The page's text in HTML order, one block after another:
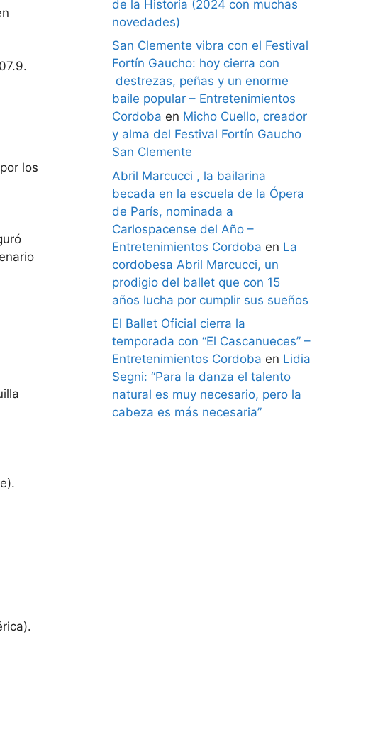
los
de la Historia (2024 con muchas
novedades)
San Clemente vibra con el Festival
Fortín Gaucho: hoy cierra con
destrezas, peñas y un enorme
baile popular – Entretenimientos
Cordoba en Micho Cuello, creador
y alma del Festival Fortín Gaucho
San Clemente
Abril Marcucci , la bailarina
becada en la escuela de la Ópera
de París, nominada a
Carlospacense del Año –
Entretenimientos Cordoba en La
cordobesa Abril Marcucci, un
prodigio del ballet que con 15
años lucha por cumplir sus sueños
El Ballet Oficial cierra la
temporada con “El Cascanueces” –
Entretenimientos Cordoba en Lidia
Segni: “Para la danza el talento
natural es muy necesario, pero la
cabeza es más necesaria”